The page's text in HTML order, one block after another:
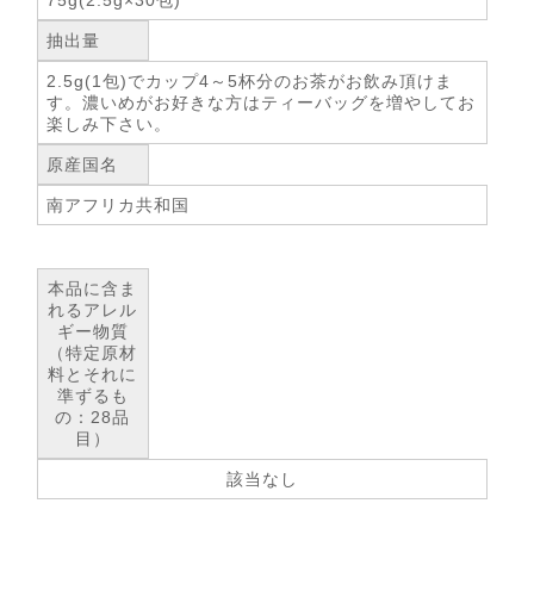
抽出量
2.5g(1包)でカップ4～5杯分のお茶がお飲み頂けま
す。濃いめがお好きな方はティーバッグを増やしてお
楽しみ下さい。
原産国名
南アフリカ共和国
本品に含ま
れるアレル
ギー物質
（特定原材
料とそれに
準ずるも
の：28品
目）
該当なし